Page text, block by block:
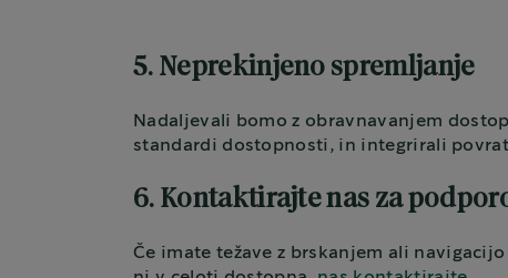
5. Neprekinjeno spremljanje
Nadaljevali bomo z obravnavanjem
standardi dostopnosti, in integrirali
6. Kontaktirajte nas za
Če imate težave z brskanjem ali